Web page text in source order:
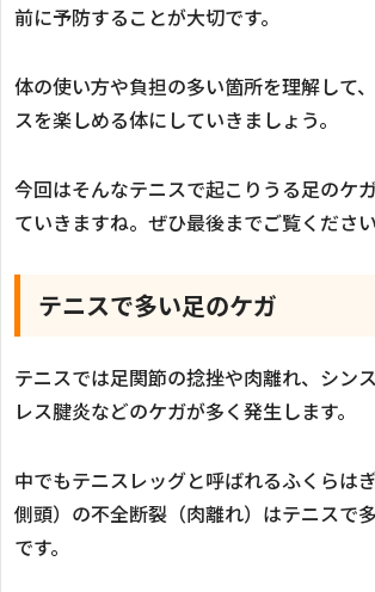
前に予防することが大切です。
体の使い方や負担の多い箇所を理解して
スを楽しめる体にしていきましょう。
今回はそんなテニスで起こりうる足のケ
ていきますね。ぜひ最後までご覧ください
テニスで多い足のケガ
テニスでは足関節の捻挫や肉離れ、シン
レス腱炎などのケガが多く発生します。
中でもテニスレッグと呼ばれるふくらは
側頭）の不全断裂（肉離れ）はテニスで
です。